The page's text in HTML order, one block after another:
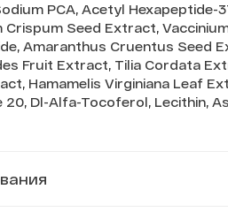
PCA, Acetyl
Seed Extract,
Amaranthus Cruentus Seed
Fruit Extract, Tilia Cordata
Hamamelis Virginiana Leaf
Dl-Alfa-Tocoferol, Lecithin,